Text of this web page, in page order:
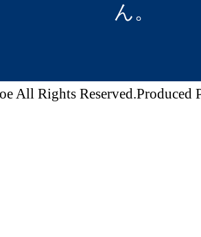
ん。
All Rights Reserved.Produced